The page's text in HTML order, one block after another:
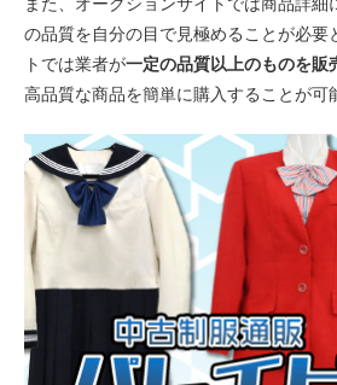
の品質を自分の目で見極めることが必要
トでは業者が一定の品質以上のものを販
高品質な商品を簡単に購入することが可